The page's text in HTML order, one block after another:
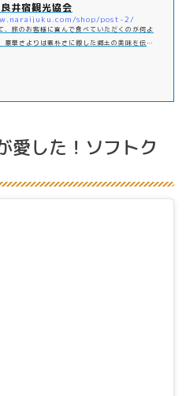
井宿観光協会
shop/post-2/
、旅のお客様に喜んで食べていただくのが何よ
豪華さよりは素朴さに徹した郷土の美味を伝え
愛した！ソフトク